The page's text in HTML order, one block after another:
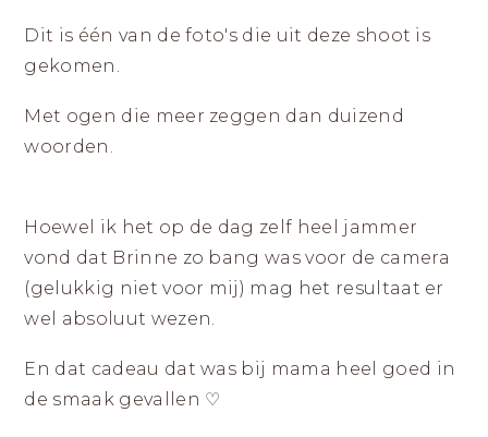
Dit is één van de foto's die uit deze shoot is
gekomen.
Met ogen die meer zeggen dan duizend
woorden.
Hoewel ik het op de dag zelf heel jammer
vond dat Brinne zo bang was voor de camera
(gelukkig niet voor mij) mag het resultaat er
wel absoluut wezen.
En dat cadeau dat was bij mama heel goed in
de smaak gevallen ♡